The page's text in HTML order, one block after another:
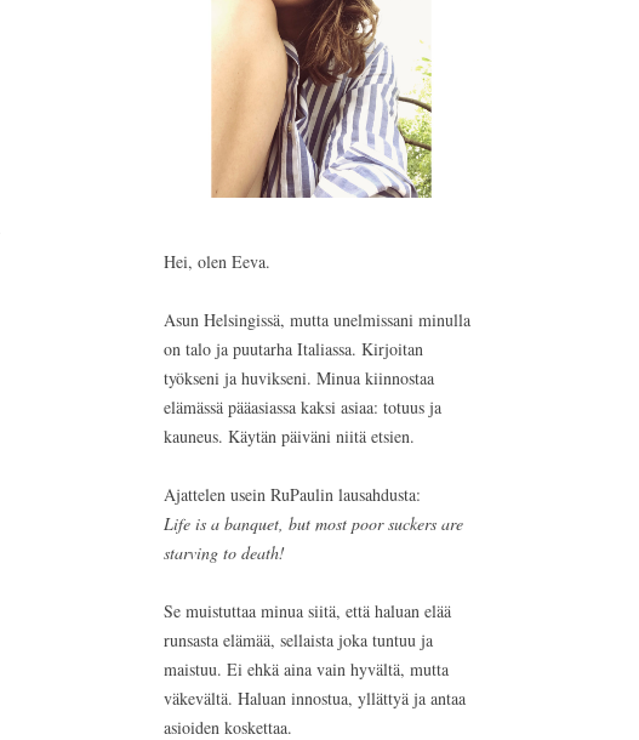
Hei, olen Eeva.
Asun Helsingissä, mutta unelmissani minulla
on talo ja puutarha Italiassa. Kirjoitan
työkseni ja huvikseni. Minua kiinnostaa
elämässä pääasiassa kaksi asiaa: totuus ja
kauneus. Käytän päiväni niitä etsien.
Ajattelen usein RuPaulin lausahdusta:
Life is a banquet, but most poor suckers are
starving to death!
Se muistuttaa minua siitä, että haluan elää
runsasta elämää, sellaista joka tuntuu ja
maistuu. Ei ehkä aina vain hyvältä, mutta
väkevältä. Haluan innostua, yllättyä ja antaa
asioiden koskettaa.